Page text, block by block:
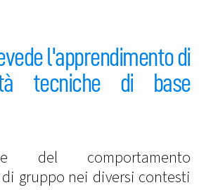
l'apprendimento di
tecniche di base
del comportamento
gruppo nei diversi contesti